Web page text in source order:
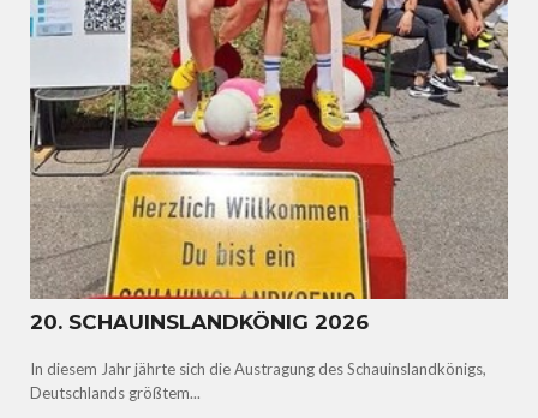
20. SCHAUINSLANDKÖNIG 2026
In diesem Jahr jährte sich die Austragung des Schauinslandkönigs,
Deutschlands größtem...